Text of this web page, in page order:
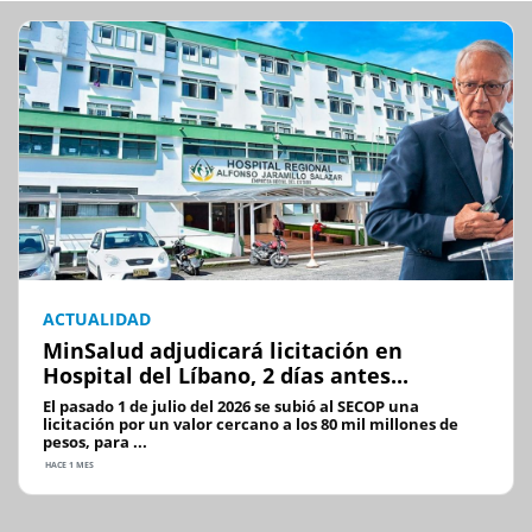
ACTUALIDAD
MinSalud adjudicará licitación en
Hospital del Líbano, 2 días antes...
El pasado 1 de julio del 2026 se subió al SECOP una
licitación por un valor cercano a los 80 mil millones de
pesos, para ...
HACE 1 MES